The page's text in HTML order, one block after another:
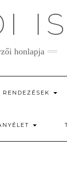
honlapja
RENDEZÉSEK